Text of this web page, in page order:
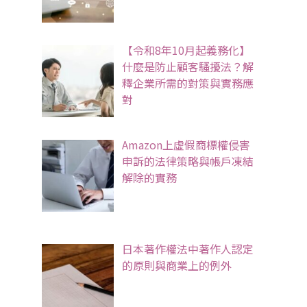
【令和8年10月起義務化】
什麼是防止顧客騷擾法？解
釋企業所需的對策與實務應
對
Amazon上虛假商標權侵害
申訴的法律策略與帳戶凍結
解除的實務
日本著作權法中著作人認定
的原則與商業上的例外